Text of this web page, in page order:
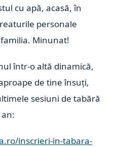
cu apă, acasă, în
personale
Minunat!
într-o altă dinamică,
de tine însuți,
sesiuni de tabără
inscrieri-in-tabara-